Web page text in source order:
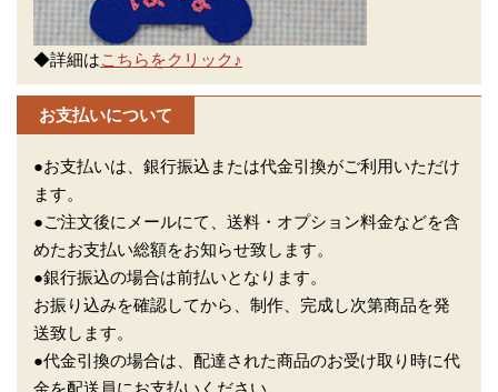
◆詳細はこちらをクリック♪
お支払いについて
●お支払いは、銀行振込または代金引換がご利用いただけ
ます。
●ご注文後にメールにて、送料・オプション料金などを含
めたお支払い総額をお知らせ致します。
●銀行振込の場合は前払いとなります。
お振り込みを確認してから、制作、完成し次第商品を発
送致します。
●代金引換の場合は、配達された商品のお受け取り時に代
金を配送員にお支払いください。